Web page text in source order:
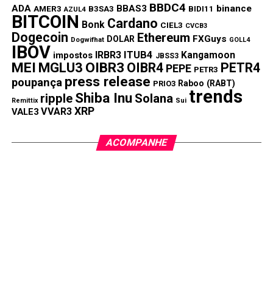
ADA AMER3 AZUL4 B3SA3 BBAS3 BBDC4 BIDI11 binance
BITCOIN Bonk Cardano CIEL3 CVCB3
Dogecoin Dogwifhat DOLAR Ethereum FXGuys GOLL4
IBOV impostos IRBR3 ITUB4 JBSS3 Kangamoon
MEI MGLU3 OIBR3 OIBR4 PEPE PETR3 PETR4
poupança press release PRIO3 Raboo (RABT)
Remittix ripple Shiba Inu Solana Sui trends
VALE3 VVAR3 XRP
ACOMPANHE